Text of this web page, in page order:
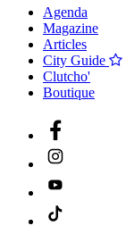
Agenda
Magazine
Articles
City Guide
Clutcho'
Boutique